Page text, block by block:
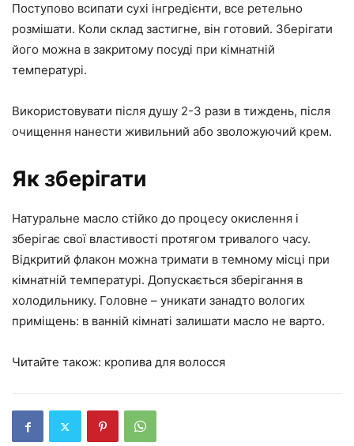
Поступово всипати сухі інгредієнти, все ретельно
розмішати. Коли склад застигне, він готовий. Зберігати
його можна в закритому посуді при кімнатній
температурі.
Використовувати після душу 2-3 рази в тиждень, після
очищення нанести живильний або зволожуючий крем.
Як зберігати
Натуральне масло стійко до процесу окислення і
зберігає свої властивості протягом тривалого часу.
Відкритий флакон можна тримати в темному місці при
кімнатній температурі. Допускається зберігання в
холодильнику. Головне – уникати занадто вологих
приміщень: в ванній кімнаті залишати масло не варто.
Читайте також: кропива для волосся